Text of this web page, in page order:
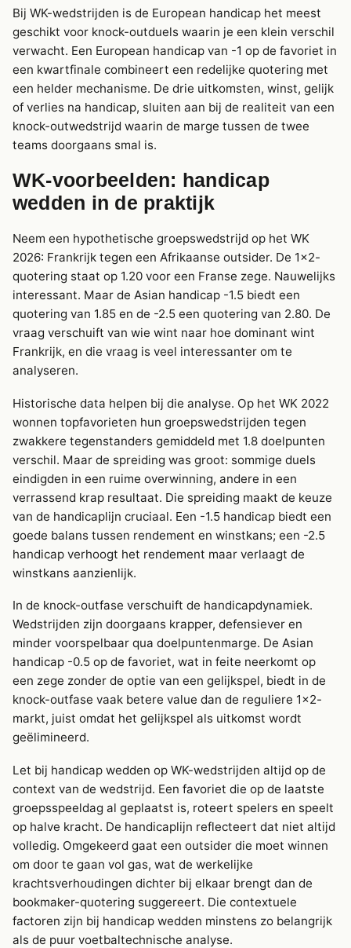
Bij WK-wedstrijden is de European handicap het meest
geschikt voor knock-outduels waarin je een klein verschil
verwacht. Een European handicap van -1 op de favoriet in
een kwartfinale combineert een redelijke quotering met
een helder mechanisme. De drie uitkomsten, winst, gelijk
of verlies na handicap, sluiten aan bij de realiteit van een
knock-outwedstrijd waarin de marge tussen de twee
teams doorgaans smal is.
WK-voorbeelden: handicap
wedden in de praktijk
Neem een hypothetische groepswedstrijd op het WK
2026: Frankrijk tegen een Afrikaanse outsider. De 1×2-
quotering staat op 1.20 voor een Franse zege. Nauwelijks
interessant. Maar de Asian handicap -1.5 biedt een
quotering van 1.85 en de -2.5 een quotering van 2.80. De
vraag verschuift van wie wint naar hoe dominant wint
Frankrijk, en die vraag is veel interessanter om te
analyseren.
Historische data helpen bij die analyse. Op het WK 2022
wonnen topfavorieten hun groepswedstrijden tegen
zwakkere tegenstanders gemiddeld met 1.8 doelpunten
verschil. Maar de spreiding was groot: sommige duels
eindigden in een ruime overwinning, andere in een
verrassend krap resultaat. Die spreiding maakt de keuze
van de handicaplijn cruciaal. Een -1.5 handicap biedt een
goede balans tussen rendement en winstkans; een -2.5
handicap verhoogt het rendement maar verlaagt de
winstkans aanzienlijk.
In de knock-outfase verschuift de handicapdynamiek.
Wedstrijden zijn doorgaans krapper, defensiever en
minder voorspelbaar qua doelpuntenmarge. De Asian
handicap -0.5 op de favoriet, wat in feite neerkomt op
een zege zonder de optie van een gelijkspel, biedt in de
knock-outfase vaak betere value dan de reguliere 1×2-
markt, juist omdat het gelijkspel als uitkomst wordt
geëlimineerd.
Let bij handicap wedden op WK-wedstrijden altijd op de
context van de wedstrijd. Een favoriet die op de laatste
groepsspeeldag al geplaatst is, roteert spelers en speelt
op halve kracht. De handicaplijn reflecteert dat niet altijd
volledig. Omgekeerd gaat een outsider die moet winnen
om door te gaan vol gas, wat de werkelijke
krachtsverhoudingen dichter bij elkaar brengt dan de
bookmaker-quotering suggereert. Die contextuele
factoren zijn bij handicap wedden minstens zo belangrijk
als de puur voetbaltechnische analyse.